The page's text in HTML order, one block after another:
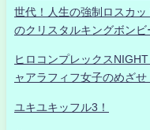
世代！人生の強制ロスカ
のクリスタルキングボンビ
ヒロコンプレックス
ャアラフィフ女子のめざ
ユキユキッフル3！